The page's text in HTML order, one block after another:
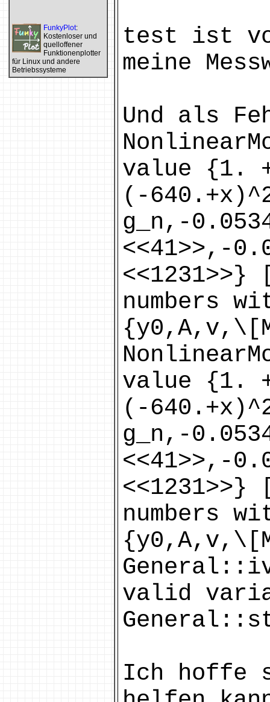
FunkyPlot:
Kostenloser und
quelloffener
Funktionenplotter
für Linux und andere
Betriebssysteme
test ist
meine
Und als
value {1.
(-
g_n,-
<<41>>,-
numbers
value {1.
(-
g_n,-
<<41>>,-
numbers
valid
Ich hoffe